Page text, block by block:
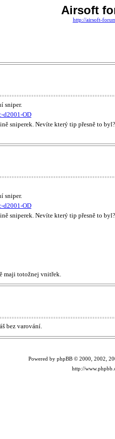
Airsoft
http://airsoft-
sniper.
d2001-OD
sniperek. Nevíte který tip přesně to
sniper.
d2001-OD
sniperek. Nevíte který tip přesně to
maji totožnej vnitřek.
bez varování.
Powered by phpBB © 2000, 2002,
http://